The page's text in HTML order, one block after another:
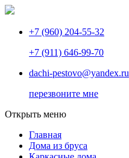
+7 (960) 204-55-32
+7 (911) 646-99-70
dachi-pestovo@yandex.ru
перезвоните мне
Открыть меню
Главная
Дома из бруса